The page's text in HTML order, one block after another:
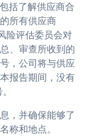
括了解供应商合
所有供应商
险评估委员会对
、审查所收到的
，公司将与供应
报告期间，没有
，并确保能够了
称和地点。